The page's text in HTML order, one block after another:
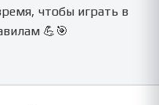
чтобы играть в
💪🎯